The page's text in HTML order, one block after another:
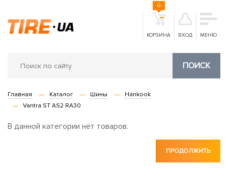
КОРЗИНА
0
ВХОД МЕНЮ
ПОИСК
Главная Каталог Шины
Hankook
Vantra ST AS2 RA30
В данной категории нет товаров.
ПРОДОЛЖИТЬ